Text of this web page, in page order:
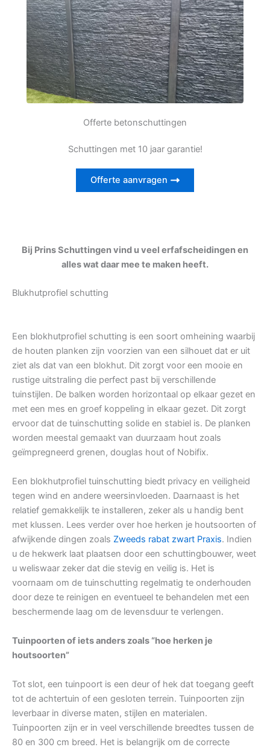
Offerte betonschuttingen
Schuttingen met 10 jaar garantie!
Offerte aanvragen
Bij Prins Schuttingen vind u veel erfafscheidingen en
alles wat daar mee te maken heeft.
Blukhutprofiel schutting
Een blokhutprofiel schutting is een soort omheining waarbij
de houten planken zijn voorzien van een silhouet dat er uit
ziet als dat van een blokhut. Dit zorgt voor een mooie en
rustige uitstraling die perfect past bij verschillende
tuinstijlen. De balken worden horizontaal op elkaar gezet en
met een mes en groef koppeling in elkaar gezet. Dit zorgt
ervoor dat de tuinschutting solide en stabiel is. De planken
worden meestal gemaakt van duurzaam hout zoals
geïmpregneerd grenen, douglas hout of Nobifix.
Een blokhutprofiel tuinschutting biedt privacy en veiligheid
tegen wind en andere weersinvloeden. Daarnaast is het
relatief gemakkelijk te installeren, zeker als u handig bent
met klussen. Lees verder over hoe herken je houtsoorten of
afwijkende dingen zoals Zweeds rabat zwart Praxis. Indien
u de hekwerk laat plaatsen door een schuttingbouwer, weet
u weliswaar zeker dat die stevig en veilig is. Het is
voornaam om de tuinschutting regelmatig te onderhouden
door deze te reinigen en eventueel te behandelen met een
beschermende laag om de levensduur te verlengen.
Tuinpoorten of iets anders zoals “hoe herken je
houtsoorten”
Tot slot, een tuinpoort is een deur of hek dat toegang geeft
tot de achtertuin of een gesloten terrein. Tuinpoorten zijn
leverbaar in diverse maten, stijlen en materialen.
Tuinpoorten zijn er in veel verschillende breedtes tussen de
80 en 300 cm breed. Het is belangrijk om de correcte